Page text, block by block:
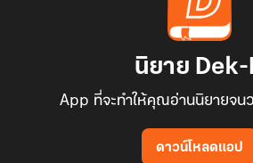
นิยาย Dek-
App ที่จะทำให้คุณอ่านนิยายจน
ดาวน์โหลดแอป